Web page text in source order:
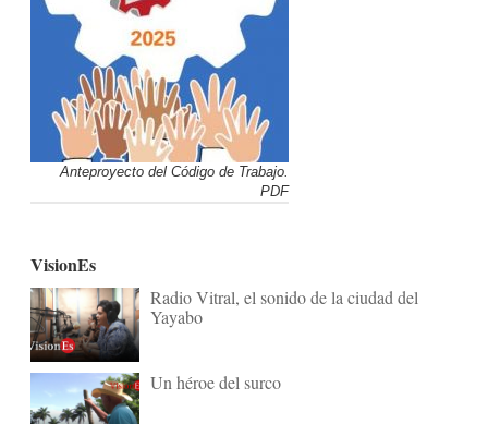
Anteproyecto del Código de Trabajo.
PDF
VisionEs
Radio Vitral, el sonido de la ciudad del
Yayabo
Un héroe del surco